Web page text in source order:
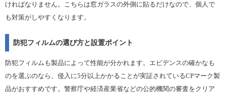
ければなりません。こちらは窓ガラスの外側に貼るだけなので、個人で
も対策がしやすくなります。
防犯フィルムの選び方と設置ポイント
防犯フィルムも製品によって性能が分かれます。エビデンスの確かなも
のを選ぶのなら、侵入に5分以上かかることが実証されているCPマーク製
品がおすすめです。警察庁や経済産業省などの公的機関の審査をクリア